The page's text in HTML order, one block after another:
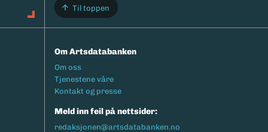
Til toppen
Om Artsdatabanken
Footermeny
Om oss
Tjenestene våre
Kontakt og presse
Meld inn feil på nettsider:
redaksjonen@artsdatabanken.no